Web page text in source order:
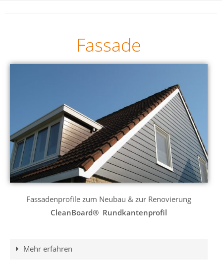
Fassade
Fassadenprofile zum Neubau & zur Renovierung
CleanBoard® Rundkantenprofil
Mehr erfahren